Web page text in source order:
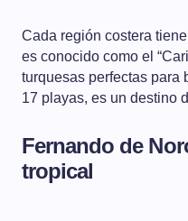
Cada región costera
es conocido como el
turquesas perfectas para
17 playas, es un destino
Fernando de
tropical